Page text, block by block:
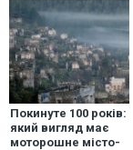
Покинуте 100 років:
який вигляд має
моторошне місто-